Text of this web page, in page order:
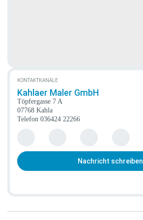
KONTAKTKANÄLE
Kahlaer Maler GmbH
Töpfergasse 7 A
07768 Kahla
Telefon 036424 22266
Nachricht schreiben